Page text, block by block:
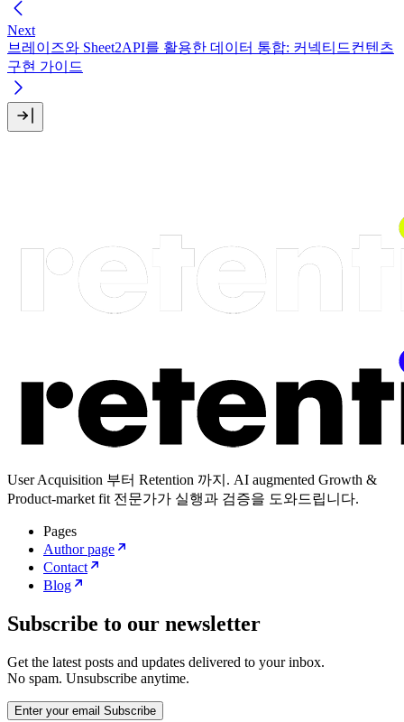
Next
브레이즈와 Sheet2API를 활용한 데이터 통합: 커넥티드컨텐츠
구현 가이드
User Acquisition 부터 Retention 까지. AI augmented Growth &
Product-market fit 전문가가 실행과 검증을 도와드립니다.
Pages
Author page
Contact
Blog
Subscribe to our newsletter
Get the latest posts and updates delivered to your inbox.
No spam. Unsubscribe anytime.
Enter your email Subscribe